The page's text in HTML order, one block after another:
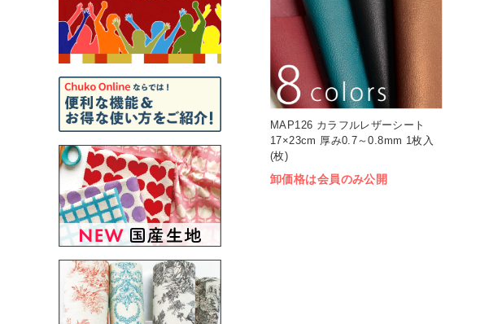
MAP126 カラフルレザーシート
17×23cm 厚み0.7～0.8mm 1枚入
(枚)
卸価格は会員のみ公開